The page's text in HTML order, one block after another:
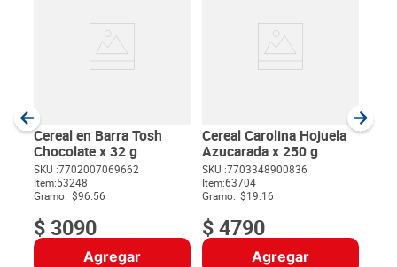
Cereal en Barra Tosh
Chocolate x 32 g
SKU :7702007069662
Item:53248
Gramo: $96.56
$3090
Agregar
Cereal Carolina Hojuela
Azucarada x 250 g
SKU :7703348900836
Item:63704
Gramo: $19.16
$4790
Agregar